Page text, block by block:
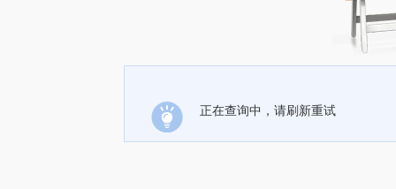
正在查询中，请刷新重试